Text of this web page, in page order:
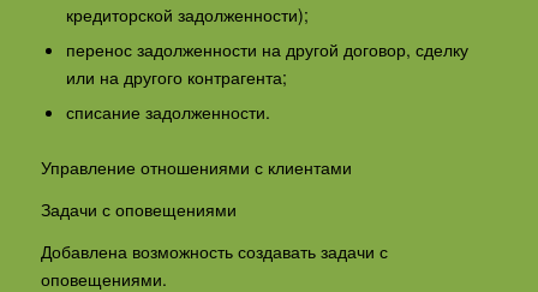
кредиторской задолженности);
перенос задолженности на другой договор, сделку
или на другого контрагента;
списание задолженности.
Управление отношениями с клиентами
Задачи с оповещениями
Добавлена возможность создавать задачи с
оповещениями.